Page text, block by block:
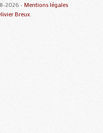
2026 - Mentions légales
Breux.